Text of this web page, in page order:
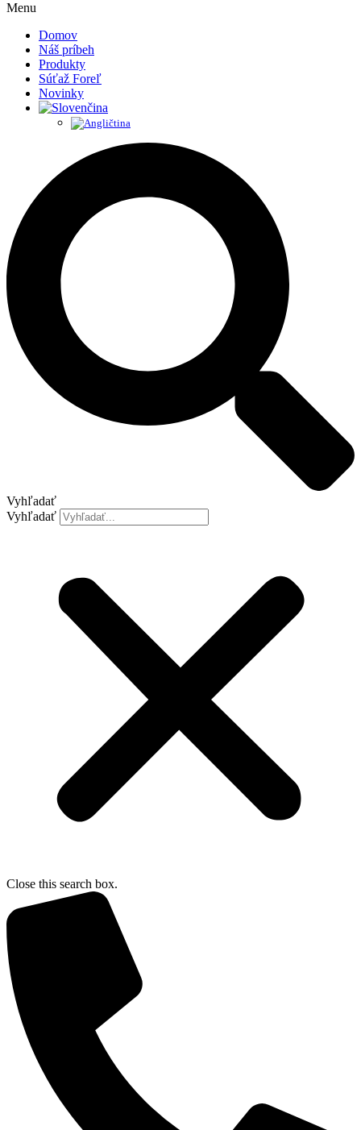
Menu
Domov
Náš príbeh
Produkty
Súťaž Foreľ
Novinky
Vyhľadať
Vyhľadať
Close this search box.